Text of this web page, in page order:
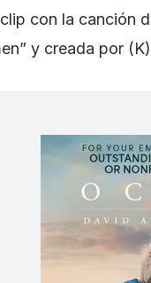
con la canción
y creada por